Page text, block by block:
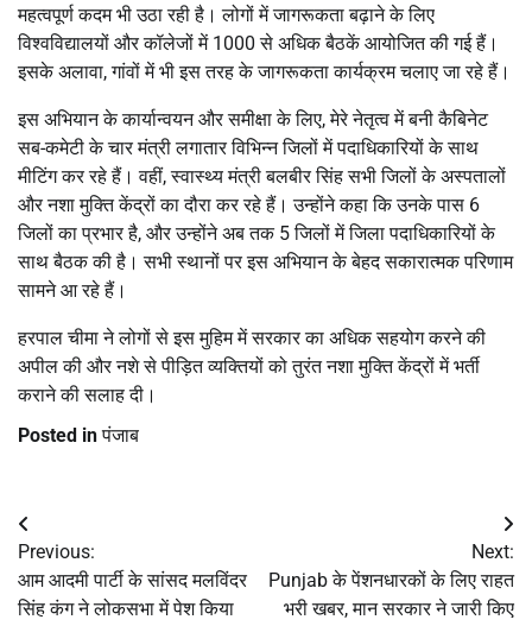
महत्वपूर्ण कदम भी उठा रही है। लोगों में जागरूकता बढ़ाने के लिए
विश्वविद्यालयों और कॉलेजों में 1000 से अधिक बैठकें आयोजित की गई हैं।
इसके अलावा, गांवों में भी इस तरह के जागरूकता कार्यक्रम चलाए जा रहे हैं।
इस अभियान के कार्यान्वयन और समीक्षा के लिए, मेरे नेतृत्व में बनी कैबिनेट
सब-कमेटी के चार मंत्री लगातार विभिन्न जिलों में पदाधिकारियों के साथ
मीटिंग कर रहे हैं। वहीं, स्वास्थ्य मंत्री बलबीर सिंह सभी जिलों के अस्पतालों
और नशा मुक्ति केंद्रों का दौरा कर रहे हैं। उन्होंने कहा कि उनके पास 6
जिलों का प्रभार है, और उन्होंने अब तक 5 जिलों में जिला पदाधिकारियों के
साथ बैठक की है। सभी स्थानों पर इस अभियान के बेहद सकारात्मक परिणाम
सामने आ रहे हैं।
हरपाल चीमा ने लोगों से इस मुहिम में सरकार का अधिक सहयोग करने की
अपील की और नशे से पीड़ित व्यक्तियों को तुरंत नशा मुक्ति केंद्रों में भर्ती
कराने की सलाह दी।
Posted inपंजाब
Post
navigation
Previous:
आम आदमी पार्टी के सांसद मलविंदर
सिंह कंग ने लोकसभा में पेश किया
Next:
Punjab के पेंशनधारकों के लिए राहत
भरी खबर, मान सरकार ने जारी किए